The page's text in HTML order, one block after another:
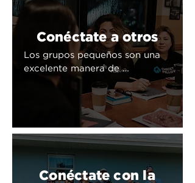
Conéctate a otros
Los grupos pequeños son una
excelente manera de
conectarse con otras personas
y establecer relaciones
duraderas.Tenemos grupos
pequeños de todo tipo,
incluyendo grupos para
hombres, mujeres, parejas, de
recuperación y apoyo, y otros
más que se reúnen en el
Conéctate con la